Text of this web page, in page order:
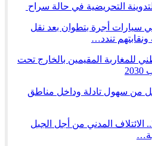
التحريضية في حالة سراح
سيارات أجرة بتطوان بعد نقل
تندد…
للمغاربة المقيمين بالخارج تحت
من سهول تادلة وداخل مناطق
تمهيدًا لتشريعيات 2026.. الائتلاف المدني من أجل الجبل